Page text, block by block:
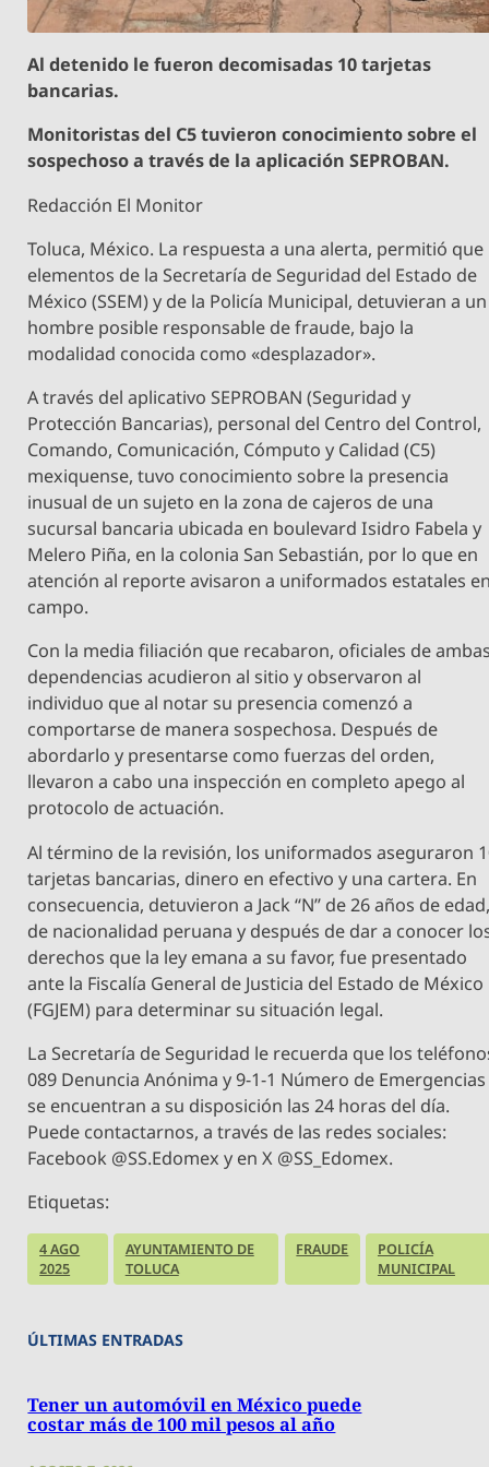
Al detenido le fueron decomisadas 10 tarjetas
bancarias.
Monitoristas del C5 tuvieron conocimiento sobre el
sospechoso a través de la aplicación SEPROBAN.
Redacción El Monitor
Toluca, México. La respuesta a una alerta, permitió que
elementos de la Secretaría de Seguridad del Estado de
México (SSEM) y de la Policía Municipal, detuvieran a un
hombre posible responsable de fraude, bajo la
modalidad conocida como «desplazador».
A través del aplicativo SEPROBAN (Seguridad y
Protección Bancarias), personal del Centro del Control,
Comando, Comunicación, Cómputo y Calidad (C5)
mexiquense, tuvo conocimiento sobre la presencia
inusual de un sujeto en la zona de cajeros de una
sucursal bancaria ubicada en boulevard Isidro Fabela y
Melero Piña, en la colonia San Sebastián, por lo que en
atención al reporte avisaron a uniformados estatales
campo.
Con la media filiación que recabaron, oficiales de
dependencias acudieron al sitio y observaron al
individuo que al notar su presencia comenzó a
comportarse de manera sospechosa. Después de
abordarlo y presentarse como fuerzas del orden,
llevaron a cabo una inspección en completo apego al
protocolo de actuación.
Al término de la revisión, los uniformados aseguraron
tarjetas bancarias, dinero en efectivo y una cartera. En
consecuencia, detuvieron a Jack “N” de 26 años de
de nacionalidad peruana y después de dar a conocer
derechos que la ley emana a su favor, fue presentado
ante la Fiscalía General de Justicia del Estado de México
(FGJEM) para determinar su situación legal.
La Secretaría de Seguridad le recuerda que los
089 Denuncia Anónima y 9-1-1 Número de Emergencias
se encuentran a su disposición las 24 horas del día.
Puede contactarnos, a través de las redes sociales:
Facebook @SS.Edomex y en X @SS_Edomex.
Etiquetas:
4 AGO
2025
AYUNTAMIENTO DE
TOLUCA
FRAUDE
POLICÍA
MUNICIPAL
ÚLTIMAS ENTRADAS
Tener un automóvil en México puede
costar más de 100 mil pesos al año